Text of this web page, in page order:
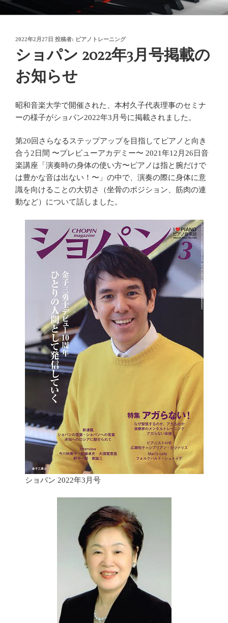
ン
御木本メソッド
脳や筋肉をトレーニングしながら奏法を学び、美しい音と自然で優れた
投
稿
日:
2022年2月27日 投稿者: ピアノトレーニング
ショパン 2022年3月号掲載の
お知らせ
昭和音楽大学で開催された、本村久子代表理事のセミナ
ーの様子がショパン2022年3月号に掲載されました。
第20回さらなるステップアップを目指してピアノと向き
合う2日間 〜プレビューアカデミー〜 2021年12月26日音
楽講座「演奏時の身体の使い方〜ピアノは指と腕だけで
は豊かな音は出ない！〜」の中で、演奏の際に身体に意
識を向けることの大切さ（坐骨のポジション、筋肉の連
動など）について話しました。
ショパン 2022年3月号